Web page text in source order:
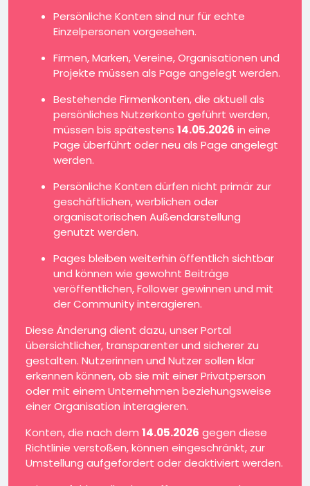
Persönliche Konten sind nur für echte
Einzelpersonen vorgesehen.
Firmen, Marken, Vereine, Organisationen und
Projekte müssen als Page angelegt werden.
Bestehende Firmenkonten, die aktuell als
persönliches Nutzerkonto geführt werden,
müssen bis spätestens 14.05.2026 in eine
Page überführt oder neu als Page angelegt
werden.
Persönliche Konten dürfen nicht primär zur
geschäftlichen, werblichen oder
organisatorischen Außendarstellung
genutzt werden.
Pages bleiben weiterhin öffentlich sichtbar
und können wie gewohnt Beiträge
veröffentlichen, Follower gewinnen und mit
der Community interagieren.
Diese Änderung dient dazu, unser Portal
übersichtlicher, transparenter und sicherer zu
gestalten. Nutzerinnen und Nutzer sollen klar
erkennen können, ob sie mit einer Privatperson
oder mit einem Unternehmen beziehungsweise
einer Organisation interagieren.
Konten, die nach dem 14.05.2026 gegen diese
Richtlinie verstoßen, können eingeschränkt, zur
Umstellung aufgefordert oder deaktiviert werden.